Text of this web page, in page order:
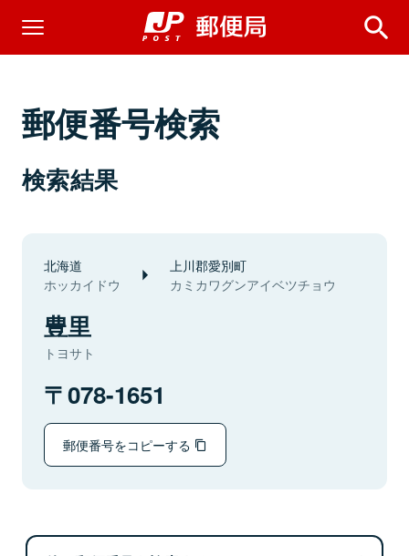
郵便番号検索
検索結果
北海道
ホッカイドウ
上川郡愛別町
カミカワグンアイベツチョウ
豊里
トヨサト
078-1651
郵便番号をコピーする